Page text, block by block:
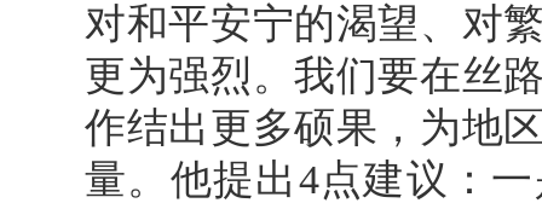
对和平安宁的渴望、对
更为强烈。我们要在丝
作结出更多硕果，为地
量。他提出4点建议：